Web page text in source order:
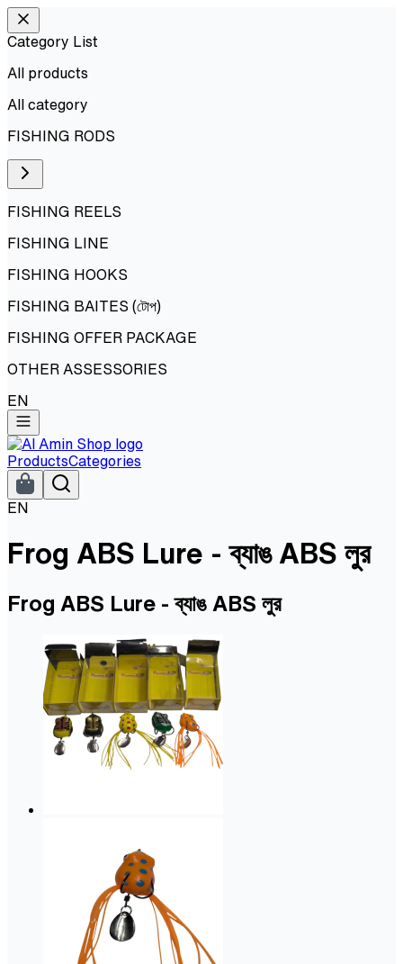
Category List
All products
All category
FISHING RODS
FISHING REELS
FISHING LINE
FISHING HOOKS
FISHING BAITES (টোপ)
FISHING OFFER PACKAGE
OTHER ASSESSORIES
EN
ProductsCategories
EN
Frog ABS Lure - ব্যাঙ ABS লুর
Frog ABS Lure - ব্যাঙ ABS লুর